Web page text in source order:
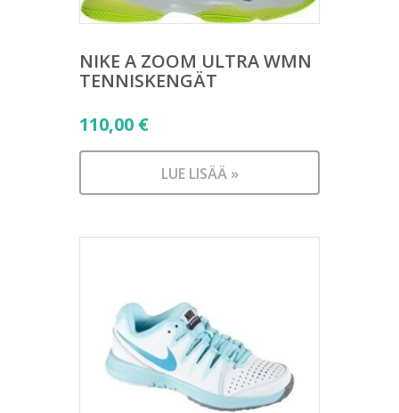
NIKE A ZOOM ULTRA WMN
TENNISKENGÄT
110,00 €
LUE LISÄÄ »